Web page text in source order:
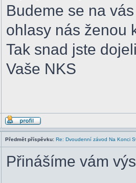
Budeme se na
ohlasy nás ženou
Tak snad jste
Vaše NKS
Předmět příspěvku: Re: Dvoudenní závod Na Konci
Přinášíme vám